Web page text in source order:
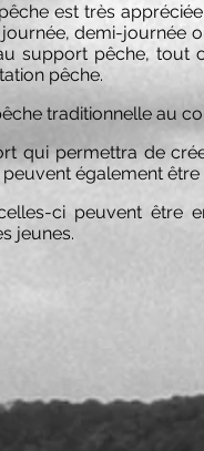
est très
demi-journée
support pêche, tout
pêche.
traditionnelle au
qui permettra de
également être
ci peuvent être
jeunes.